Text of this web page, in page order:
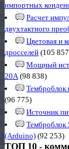
импортных
Расчет
двухтактного
Цветовая и
дросселей (105
Мощный
20А(98 838)
(96 775)
Источник
Темброблок
(Arduino) (92 253)
ТОП 10 -